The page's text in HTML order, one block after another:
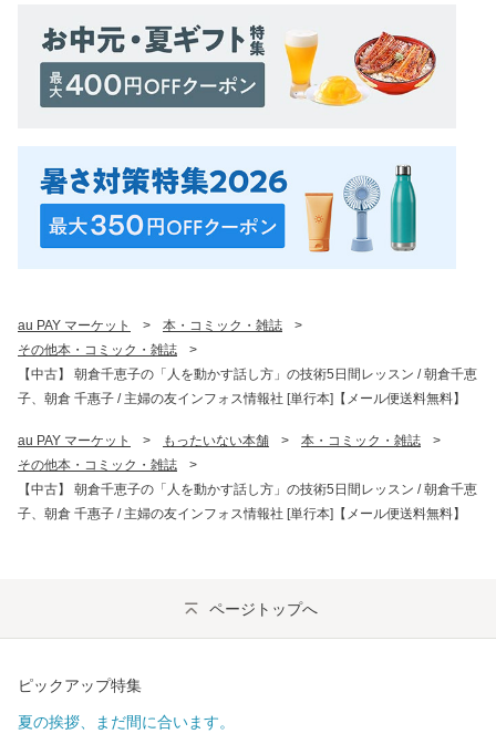
au PAY マーケット > 本・コミック・雑誌
>
その他本・コミック・雑誌
>
【中古】 朝倉千恵子の「人を動かす話し方」の技術5日間レッスン / 朝倉千恵
子、朝倉 千惠子 / 主婦の友インフォス情報社 [単行本]【メール便送料無料】
au PAY マーケット > もったいない本舗 > 本・コミック・雑誌
>
その他本・コミック・雑誌
>
【中古】 朝倉千恵子の「人を動かす話し方」の技術5日間レッスン / 朝倉千恵
子、朝倉 千惠子 / 主婦の友インフォス情報社 [単行本]【メール便送料無料】
ページトップへ
ピックアップ特集
夏の挨拶、まだ間に合います。